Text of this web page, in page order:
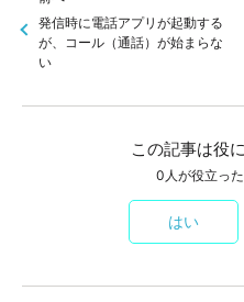
発信時に電話アプリが起動する
が、コール（通話）が始まらな
い
この記事は役
0人が役立っ
はい